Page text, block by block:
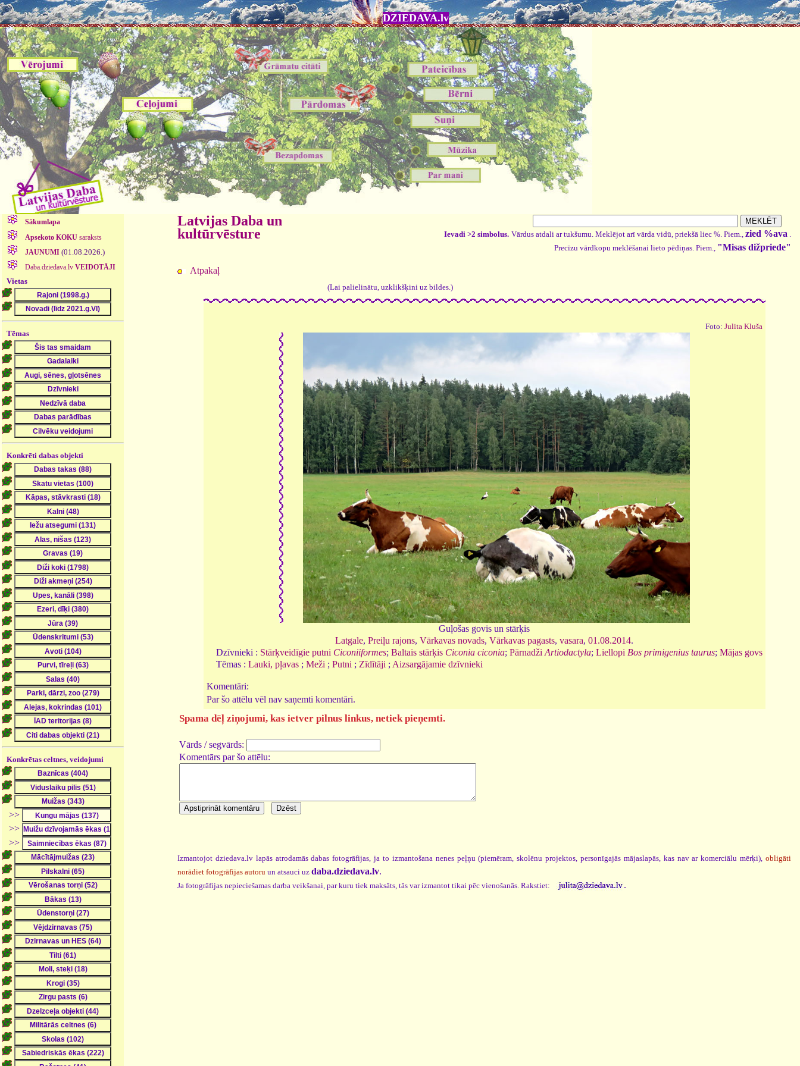
DZIEDAVA.lv
Sākumlapa
Apsekoto KOKUsaraksts
JAUNUMI (01.08.2026.)
Daba.dziedava.lv VEIDOTĀJI
Vietas
Tēmas
Konkrēti dabas objekti
Konkrētas celtnes, veidojumi
>>
>>
>>
Latvijas Daba un
kultūrvēsture
Ievadi >2 simbolus. Vārdus atdali ar tukšumu. Meklējot arī vārda vidū, priekšā liec %. Piem., zied %ava .
Precīzu vārdkopu meklēšanai lieto pēdiņas. Piem., "Misas dižpriede"
Atpakaļ
(Lai palielinātu, uzklikšķini uz bildes.)
Foto: Julita Kluša
Guļošas govis un stārķis
Latgale, Preiļu rajons, Vārkavas novads, Vārkavas pagasts, vasara, 01.08.2014.
Dzīvnieki : Stārķveidīgie putni Ciconiiformes; Baltais stārķis Ciconia ciconia; Pārnadži Artiodactyla; Liellopi Bos primigenius taurus; Mājas govs
Tēmas : Lauki, pļavas; Meži ; Putni ; Zīdītāji ; Aizsargājamie dzīvnieki
Komentāri:
Par šo attēlu vēl nav saņemti komentāri.
Spama dēļ ziņojumi, kas ietver pilnus linkus, netiek pieņemti.
Vārds / segvārds:
Komentārs par šo attēlu:
Izmantojot dziedava.lv lapās atrodamās dabas fotogrāfijas, ja to izmantošana nenes peļņu (piemēram, skolēnu projektos, personīgajās mājaslapās, kas nav ar komerciālu mērķi), obligāti
norādiet fotogrāfijas autoru un atsauci uz daba.dziedava.lv.
Ja fotogrāfijas nepieciešamas darba veikšanai, par kuru tiek maksāts, tās var izmantot tikai pēc vienošanās. Rakstiet: .